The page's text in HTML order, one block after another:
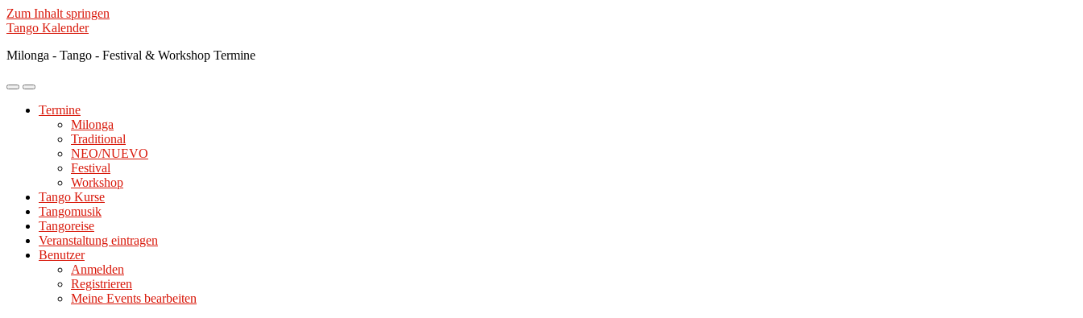
Zum Inhalt springen
Tango Kalender
Milonga - Tango - Festival & Workshop Termine
Mobile-
ein-/ausblenden
Suchfeld
ein-/ausblenden
Termine
Milonga
Traditional
NEO/NUEVO
Festival
Workshop
Tango Kurse
Tangomusik
Tangoreise
Veranstaltung eintragen
Benutzer
Anmelden
Registrieren
Meine Events bearbeiten